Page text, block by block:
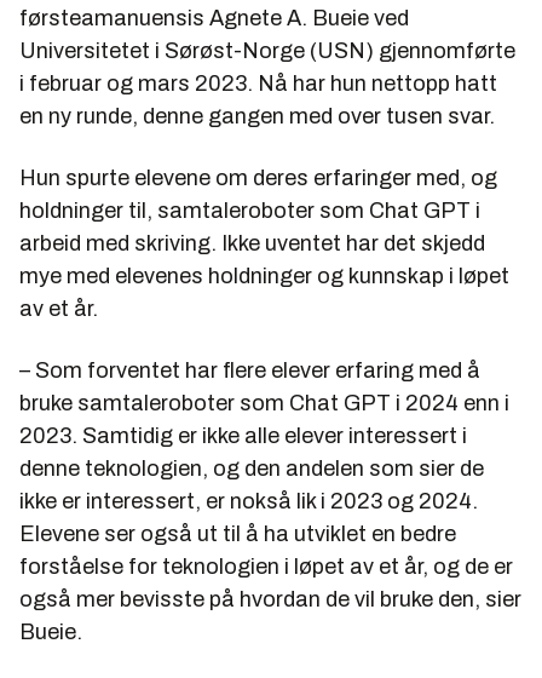
førsteamanuensis Agnete A. Bueie ved
Universitetet i Sørøst-Norge (USN) gjennomførte
i februar og mars 2023. Nå har hun nettopp hatt
en ny runde, denne gangen med over tusen svar.
Hun spurte elevene om deres erfaringer med, og
holdninger til, samtaleroboter som Chat GPT i
arbeid med skriving. Ikke uventet har det skjedd
mye med elevenes holdninger og kunnskap i løpet
av et år.
– Som forventet har flere elever erfaring med å
bruke samtaleroboter som Chat GPT i 2024 enn i
2023. Samtidig er ikke alle elever interessert i
denne teknologien, og den andelen som sier de
ikke er interessert, er nokså lik i 2023 og 2024.
Elevene ser også ut til å ha utviklet en bedre
forståelse for teknologien i løpet av et år, og de er
også mer bevisste på hvordan de vil bruke den, sier
Bueie.